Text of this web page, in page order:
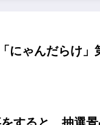
にゃんだらけ